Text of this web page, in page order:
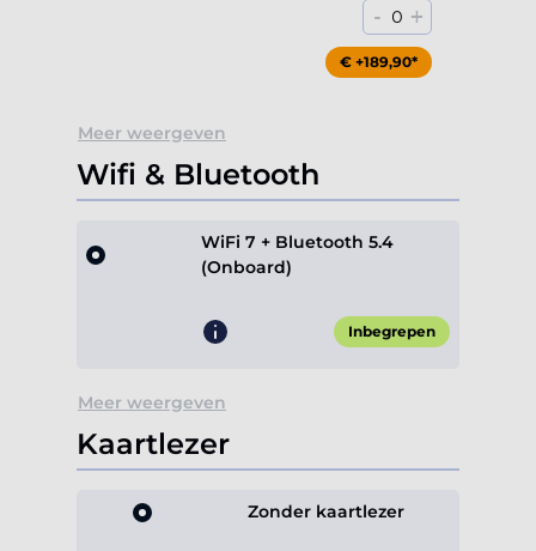
- 0 +
€ +189,90*
Meer weergeven
Wifi & Bluetooth
WiFi 7 + Bluetooth 5.4
(Onboard)
Inbegrepen
Meer weergeven
Kaartlezer
Zonder kaartlezer